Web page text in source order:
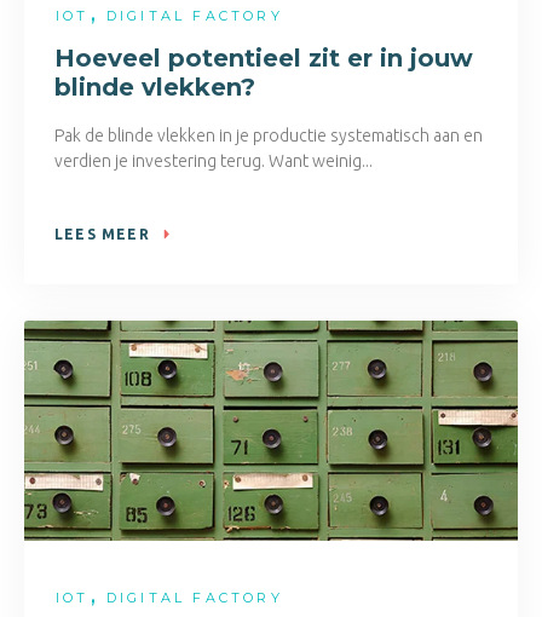
IOT , DIGITAL FACTORY
Hoeveel potentieel zit er in jouw
blinde vlekken?
Pak de blinde vlekken in je productie systematisch aan en
verdien je investering terug. Want weinig...
LEES MEER
IOT , DIGITAL FACTORY